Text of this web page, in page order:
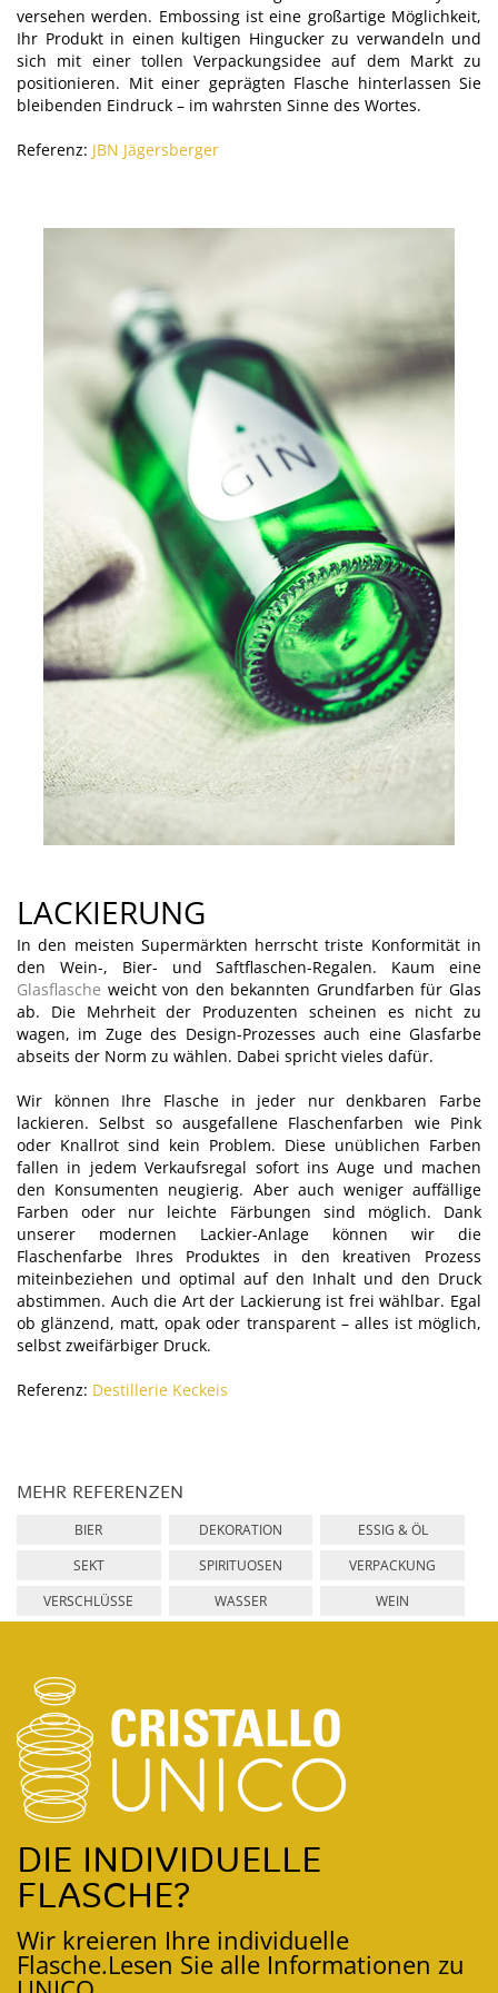
versehen werden. Embossing ist eine großartige Möglichkeit,
Ihr Produkt in einen kultigen Hingucker zu verwandeln und
sich mit einer tollen Verpackungsidee auf dem Markt zu
positionieren. Mit einer geprägten Flasche hinterlassen Sie
bleibenden Eindruck – im wahrsten Sinne des Wortes.
Referenz: JBN Jägersberger
LACKIERUNG
In den meisten Supermärkten herrscht triste Konformität in
den Wein-, Bier- und Saftflaschen-Regalen. Kaum eine
Glasflasche weicht von den bekannten Grundfarben für Glas
ab. Die Mehrheit der Produzenten scheinen es nicht zu
wagen, im Zuge des Design-Prozesses auch eine Glasfarbe
abseits der Norm zu wählen. Dabei spricht vieles dafür.
Wir können Ihre Flasche in jeder nur denkbaren Farbe
lackieren. Selbst so ausgefallene Flaschenfarben wie Pink
oder Knallrot sind kein Problem. Diese unüblichen Farben
fallen in jedem Verkaufsregal sofort ins Auge und machen
den Konsumenten neugierig. Aber auch weniger auffällige
Farben oder nur leichte Färbungen sind möglich. Dank
unserer modernen Lackier-Anlage können wir die
Flaschenfarbe Ihres Produktes in den kreativen Prozess
miteinbeziehen und optimal auf den Inhalt und den Druck
abstimmen. Auch die Art der Lackierung ist frei wählbar. Egal
ob glänzend, matt, opak oder transparent – alles ist möglich,
selbst zweifärbiger Druck.
Referenz: Destillerie Keckeis
MEHR REFERENZEN
BIER DEKORATION
ESSIG & ÖL
SEKT
SPIRITUOSEN
VERPACKUNG
VERSCHLÜSSE
WASSER WEIN
DIE INDIVIDUELLE
FLASCHE?
Wir kreieren Ihre individuelle
Flasche.Lesen Sie alle Informationen zu